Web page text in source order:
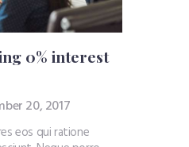
0% interest
20, 2017
eos qui ratione